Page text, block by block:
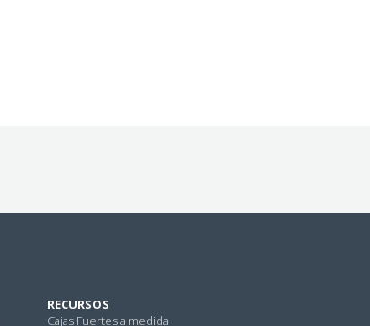
RECURSOS
Cajas Fuertes a medida